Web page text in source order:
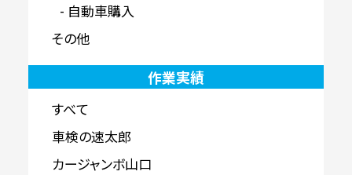
自動車購入
その他
作業実績
すべて
車検の速太郎
カージャンボ山口